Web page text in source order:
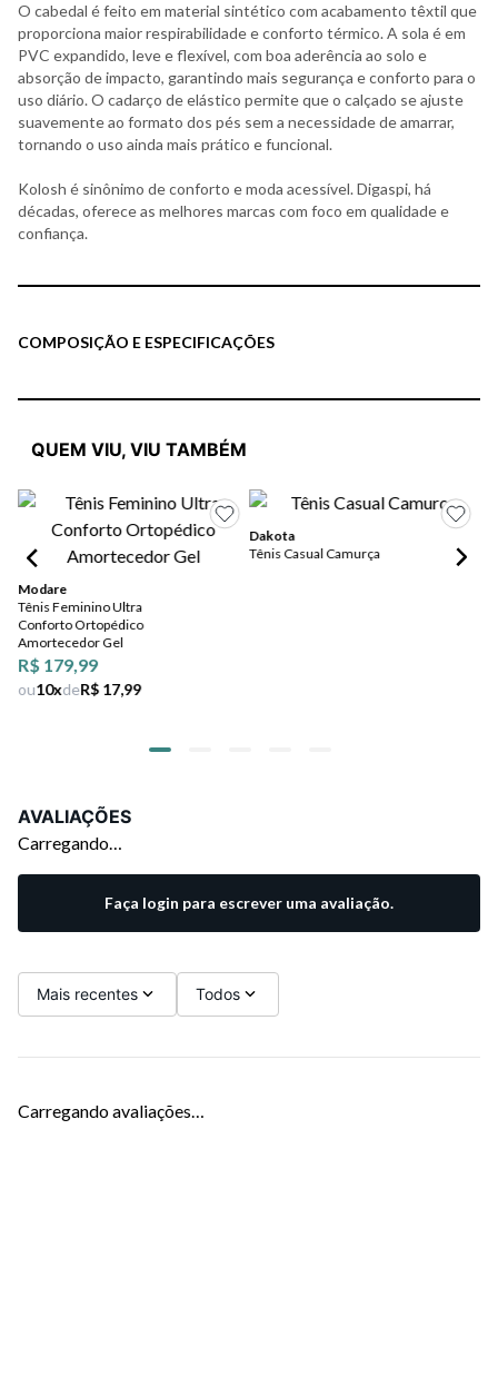
O cabedal é feito em material sintético com acabamento têxtil que
proporciona maior respirabilidade e conforto térmico. A sola é em
PVC expandido, leve e flexível, com boa aderência ao solo e
absorção de impacto, garantindo mais segurança e conforto para o
uso diário. O cadarço de elástico permite que o calçado se ajuste
suavemente ao formato dos pés sem a necessidade de amarrar,
tornando o uso ainda mais prático e funcional.
Kolosh é sinônimo de conforto e moda acessível. Digaspi, há
décadas, oferece as melhores marcas com foco em qualidade e
confiança.
COMPOSIÇÃO E ESPECIFICAÇÕES
QUEM VIU, VIU TAMBÉM
Modare
Tênis Feminino Ultra
Conforto Ortopédico
Amortecedor Gel
R$ 179,99
ou10xdeR$ 17,99
Dakota
Tênis Casual Camurça
AVALIAÇÕES
Carregando…
Faça login para escrever uma avaliação.
Mais recentes Todos
Carregando avaliações…